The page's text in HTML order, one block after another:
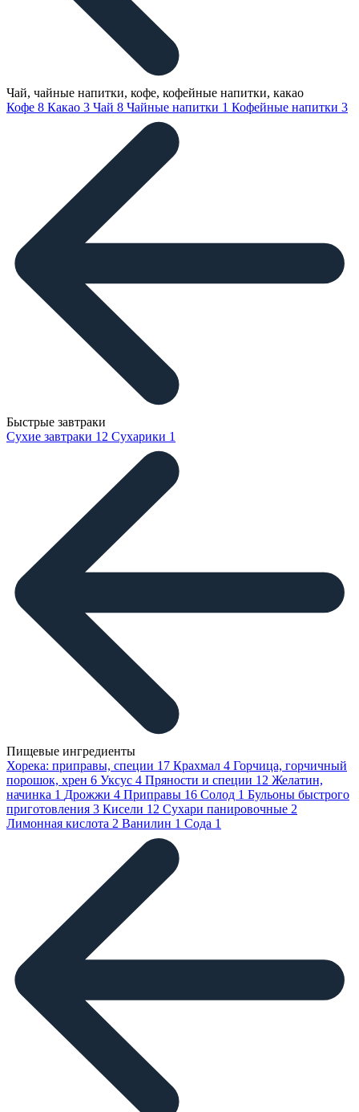
Чай, чайные напитки, кофе, кофейные напитки, какао
Кофе 8 Какао 3 Чай 8 Чайные напитки 1 Кофейные напитки 3
Быстрые завтраки
Сухие завтраки 12 Сухарики 1
Пищевые ингредиенты
Хорека: приправы, специи 17 Крахмал 4 Горчица, горчичный
порошок, хрен 6 Уксус 4 Пряности и специи 12 Желатин,
начинка 1 Дрожжи 4 Приправы 16 Солод 1 Бульоны быстрого
приготовления 3 Кисели 12 Сухари панировочные 2
Лимонная кислота 2 Ванилин 1 Сода 1